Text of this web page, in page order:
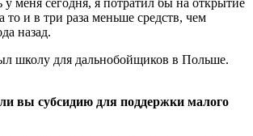
у меня сегодня, я потратил бы на открытие
то и в три раза меньше средств, чем
назад.
вы субсидию для поддержки малого